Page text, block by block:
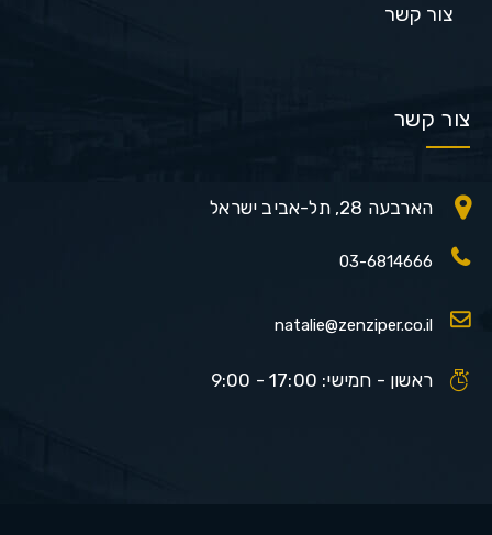
צור קשר
צור קשר
הארבעה 28, תל-אביב ישראל
03-6814666
natalie@zenziper.co.il
ראשון - חמישי: 17:00 - 9:00